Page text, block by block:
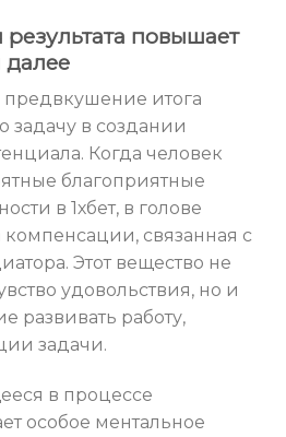
повышает
итога
задачу в создании
Когда человек
благоприятные
в 1хбет, в голове
компенсации, связанная с
Этот вещество не
удовольствия, но и
развивать работу,
задачи.
в процессе
особое ментальное